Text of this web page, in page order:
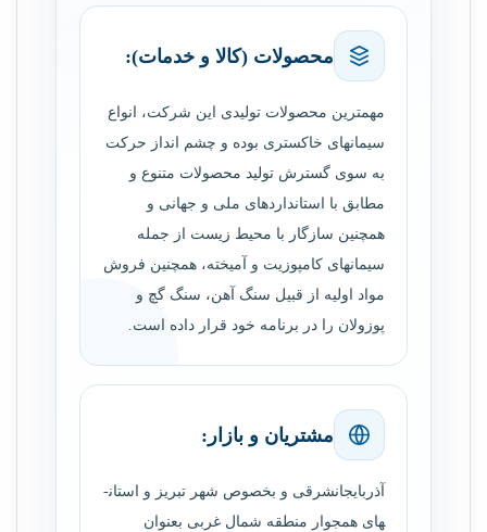
محصولات (کالا و خدمات):
مهم­ترین محصولات تولیدی این شرکت، انواع
سیمان­های خاکستری بوده و چشم انداز حرکت
به سوی گسترش تولید محصولات متنوع و
مطابق با استانداردهای ملی و جهانی و
همچنین سازگار با محیط ­زیست از جمله
سیمان­های کامپوزیت و آمیخته، همچنین فروش
مواد اولیه از قبیل سنگ آهن، سنگ گچ و
پوزولان را در برنامه خود قرار داده است.
مشتریان و بازار:
آذربایجان­شرقی و بخصوص شهر تبریز و استان­
های همجوار منطقه شمال ­غربی بعنوان